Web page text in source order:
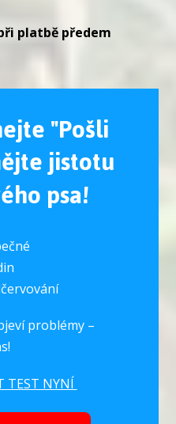
platbě předem
"Pošli
jistotu
psa!
problémy –
TEST NYNÍ